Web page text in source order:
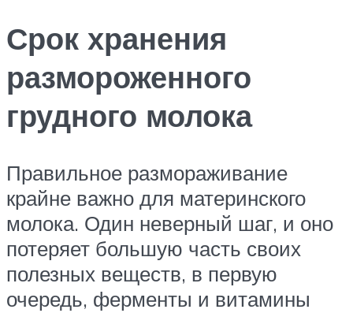
Срок хранения
размороженного
грудного молока
Правильное размораживание
крайне важно для материнского
молока. Один неверный шаг, и оно
потеряет большую часть своих
полезных веществ, в первую
очередь, ферменты и витамины